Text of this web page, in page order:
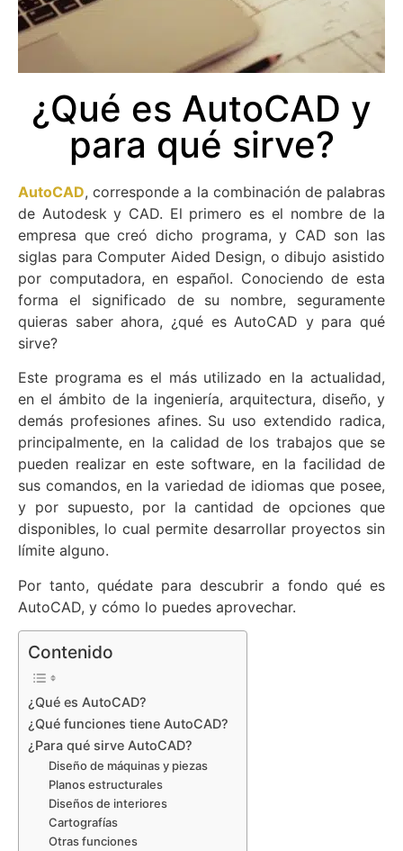
¿Qué es AutoCAD y
para qué sirve?
AutoCAD, corresponde a la combinación de palabras
de Autodesk y CAD. El primero es el nombre de la
empresa que creó dicho programa, y CAD son las
siglas para Computer Aided Design, o dibujo asistido
por computadora, en español. Conociendo de esta
forma el significado de su nombre, seguramente
quieras saber ahora, ¿qué es AutoCAD y para qué
sirve?
Este programa es el más utilizado en la actualidad,
en el ámbito de la ingeniería, arquitectura, diseño, y
demás profesiones afines. Su uso extendido radica,
principalmente, en la calidad de los trabajos que se
pueden realizar en este software, en la facilidad de
sus comandos, en la variedad de idiomas que posee,
y por supuesto, por la cantidad de opciones que
disponibles, lo cual permite desarrollar proyectos sin
límite alguno.
Por tanto, quédate para descubrir a fondo qué es
AutoCAD, y cómo lo puedes aprovechar.
Contenido
¿Qué es AutoCAD?
¿Qué funciones tiene AutoCAD?
¿Para qué sirve AutoCAD?
Diseño de máquinas y piezas
Planos estructurales
Diseños de interiores
Cartografías
Otras funciones